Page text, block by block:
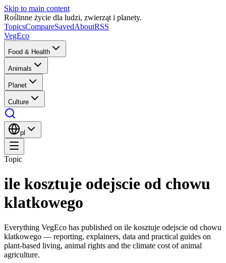
Skip to main content
Roślinne życie dla ludzi, zwierząt i planety.
TopicsCompareSavedAboutRSS
VegEco
Food & Health
Animals
Planet
Culture
pl
Topic
ile kosztuje odejscie od chowu
klatkowego
Everything VegEco has published on ile kosztuje odejscie od chowu
klatkowego — reporting, explainers, data and practical guides on
plant-based living, animal rights and the climate cost of animal
agriculture.